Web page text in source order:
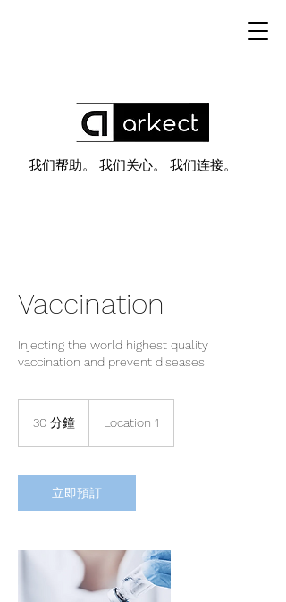
我们帮助。 我们关心。 我们连接。
Vaccination
Injecting the world highest quality
vaccination and prevent diseases
30 分鐘
鐘
Location 1
立即預訂